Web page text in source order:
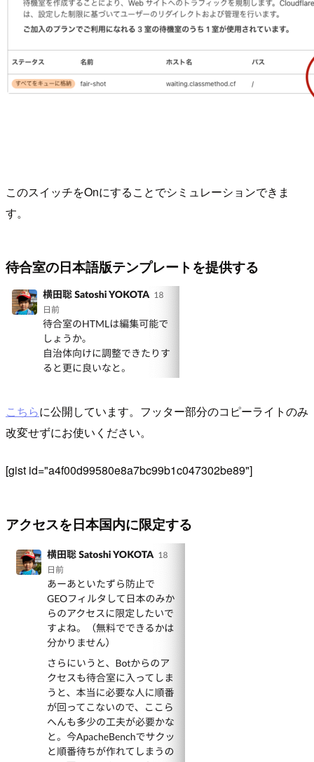
このスイッチをOnにすることでシミュレーションできま
す。
待合室の日本語版テンプレートを提供する
こちらに公開しています。フッター部分のコピーライトのみ
改変せずにお使いください。
[gist id="a4f00d99580e8a7bc99b1c047302be89"]
アクセスを日本国内に限定する